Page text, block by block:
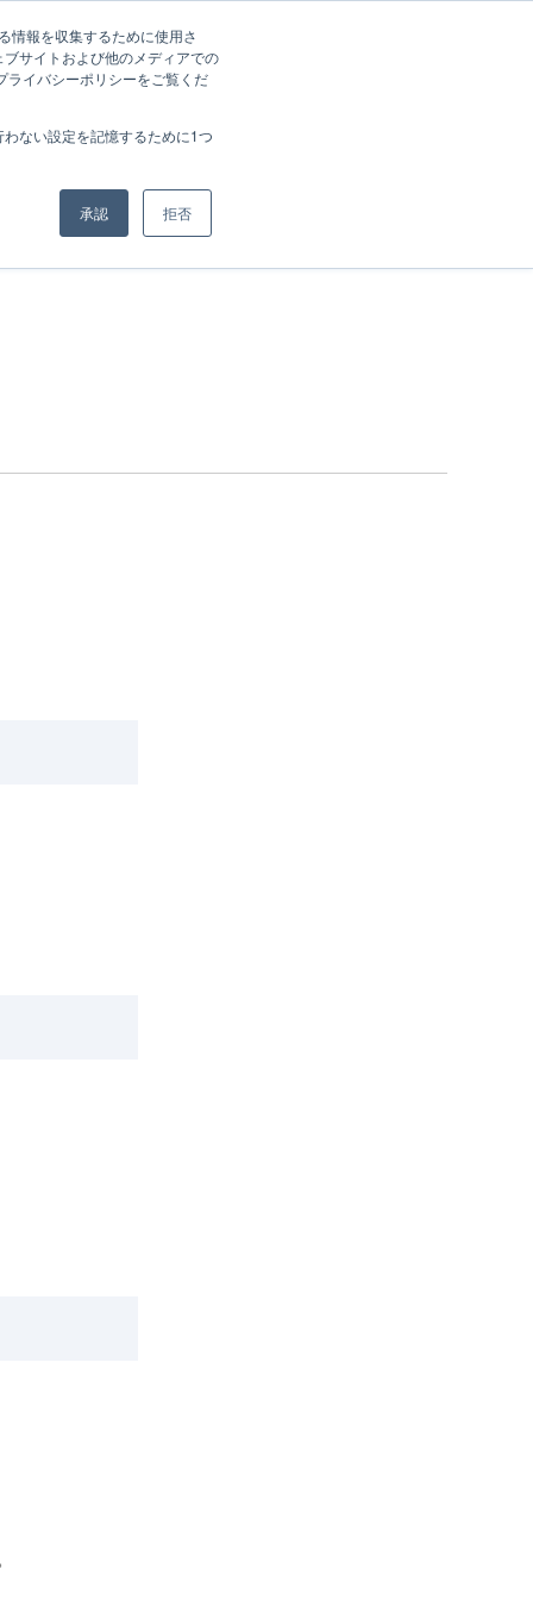
情報を収集するために使用さ
サイトおよび他のメディアでの
ライバシーポリシーをご覧くだ
ない設定を記憶するために1つ
承認 拒否
ンライン指導